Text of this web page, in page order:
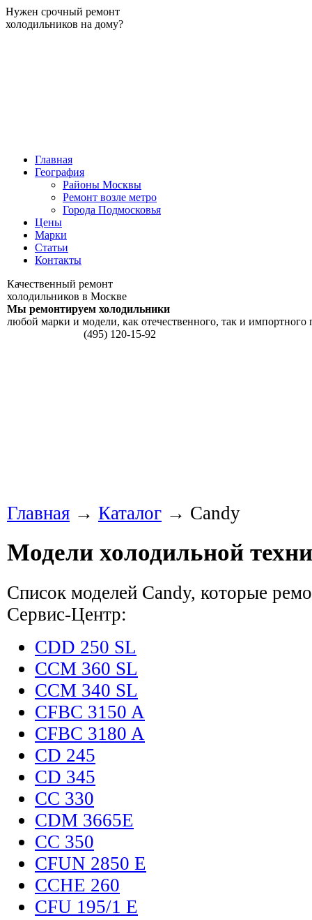
Нужен срочный ремонт
холодильников на дому?
Главная
География
Районы Москвы
Ремонт возле метро
Города Подмосковья
Цены
Марки
Статьи
Контакты
Качественный ремонт
холодильников в Москве
Мы ремонтируем холодильники
любой марки и модели, как отечественного, так и импортного
(495) 120-15-92
Главная → Каталог → Candy
Модели холодильной
Список моделей Candy, которые
Сервис-Центр:
CDD 250 SL
CCM 360 SL
CCM 340 SL
CFBC 3150 A
CFBC 3180 A
CD 245
CD 345
CC 330
CDM 3665E
CC 350
CFUN 2850 E
CCHE 260
CFU 195/1 E